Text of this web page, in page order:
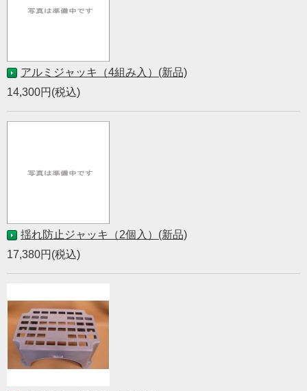
アルミジャッキ（4組み入）(新品)
14,300円(税込)
揺れ防止ジャッキ（2個入）(新品)
17,380円(税込)